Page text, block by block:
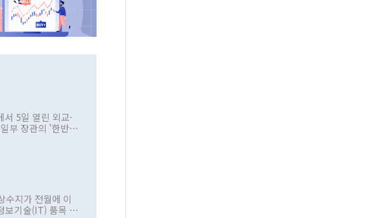
5일 열린 외교·
부 장관의 '한반도
추진하겠다고 공
. 그동안 정 장
지만 대통령과 유
례적이다. 정 장
수지가 전월에 이
보기술(IT) 품목 수